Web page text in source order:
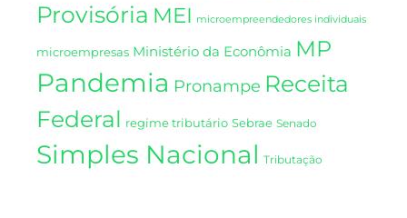
Provisória MEI microempreendedores individuais
microempresas Ministério da Econômia MP
Pandemia Pronampe Receita
Federal regime tributário Sebrae Senado
Simples Nacional Tributação